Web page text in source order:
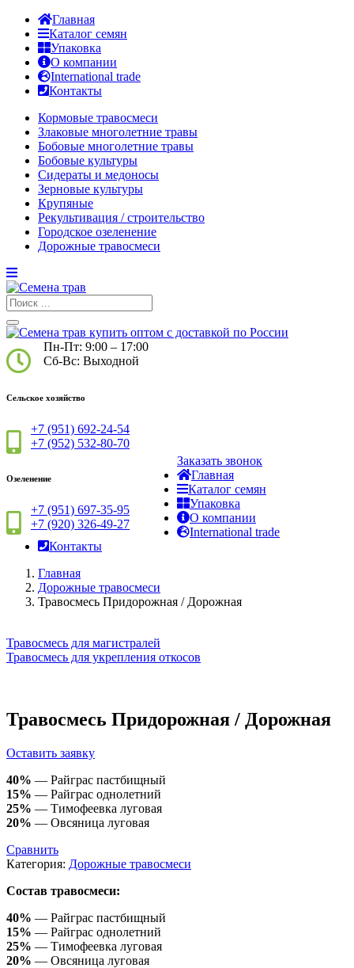
Главная
Каталог семян
Упаковка
О компании
International trade
Контакты
Кормовые травосмеси
Злаковые многолетние травы
Бобовые многолетние травы
Бобовые культуры
Сидераты и медоносы
Зерновые культуры
Крупяные
Рекультивация / строительство
Городское озеленение
Дорожные травосмеси
Пн-Пт: 9:00 – 17:00
Сб-Вс: Выходной
Сельское хозяйство
+7 (951) 692-24-54
+7 (952) 532-80-70
Озеленение
+7 (951) 697-35-95
+7 (920) 326-49-27
Заказать звонок
Главная
Каталог семян
Упаковка
О компании
International trade
Контакты
Главная
Дорожные травосмеси
Травосмесь Придорожная / Дорожная
Травосмесь для магистралей
Травосмесь для укрепления откосов
Травосмесь Придорожная / Дорожная
Оставить заявку
40% — Райграс пастбищный
15% — Райграс однолетний
25% — Тимофеевка луговая
20% — Овсяница луговая
Сравнить
Категория: Дорожные травосмеси
Состав травосмеси:
40% — Райграс пастбищный
15% — Райграс однолетний
25% — Тимофеевка луговая
20% — Овсяница луговая